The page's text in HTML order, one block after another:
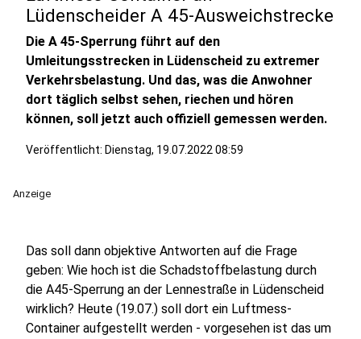
Lüdenscheider A 45-Ausweichstrecke
Die A 45-Sperrung führt auf den
Umleitungsstrecken in Lüdenscheid zu extremer
Verkehrsbelastung. Und das, was die Anwohner
dort täglich selbst sehen, riechen und hören
können, soll jetzt auch offiziell gemessen werden.
Veröffentlicht: Dienstag, 19.07.2022 08:59
Anzeige
Das soll dann objektive Antworten auf die Frage
geben: Wie hoch ist die Schadstoffbelastung durch
die A45-Sperrung an der Lennestraße in Lüdenscheid
wirklich? Heute (19.07.) soll dort ein Luftmess-
Container aufgestellt werden - vorgesehen ist das um